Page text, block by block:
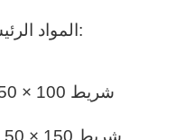
المواد الرئيسية لتصنيع نظام الجمالون هي:
شريط 100 × 50 مم لتجميع جزء الإطار